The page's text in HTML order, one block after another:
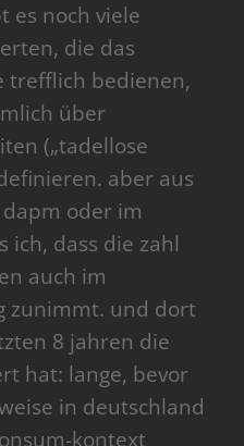
es noch viele
die das
trefflich bedienen,
über
(„tadellose
aber aus
oder im
ich, dass die zahl
auch im
zunimmt. und dort
8 jahren die
hat: lange, bevor
in deutschland
kontext